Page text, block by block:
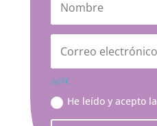
GDPR
He leído y acepto la